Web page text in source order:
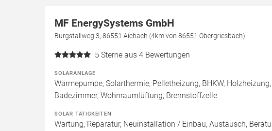
MF EnergySystems GmbH
Burgstallweg 3, 86551 Aichach (4km von 86551 Obergriesbach)
5 Sterne aus 4 Bewertungen
SOLARANLAGE
Wärmepumpe, Solarthermie, Pelletheizung, BHKW,
Badezimmer, Wohnraumlüftung, Brennstoffzelle
SOLAR TÄTIGKEITEN
Wartung, Reparatur, Neuinstallation / Einbau, Austausch,